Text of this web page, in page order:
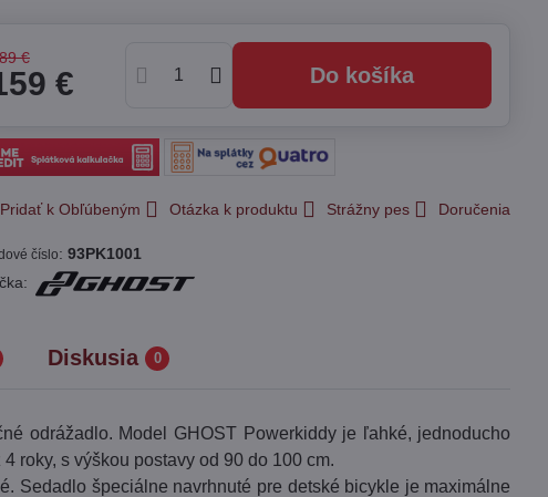
€
€ Do košíka
Pridať k Obľúbeným Otázka k produktu Strážny pes Doručenia
číslo:93PK1001
Diskusia 0
odrážadlo. Model GHOST Powerkiddy je ľahké, jednoducho
roky, s výškou postavy od 90 do 100 cm.
Sedadlo špeciálne navrhnuté pre detské bicykle je maximálne